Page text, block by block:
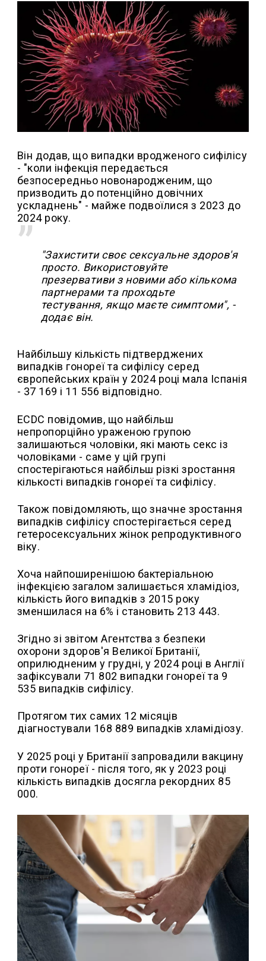
Він додав, що випадки вродженого сифілісу
- "коли інфекція передається
безпосередньо новонародженим, що
призводить до потенційно довічних
ускладнень" - майже подвоїлися з 2023 до
2024 року.
"Захистити своє сексуальне здоров'я
просто. Використовуйте
презервативи з новими або кількома
партнерами та проходьте
тестування, якщо маєте симптоми", -
додає він.
Найбільшу кількість підтверджених
випадків гонореї та сифілісу серед
європейських країн у 2024 році мала Іспанія
- 37 169 і 11 556 відповідно.
ECDC повідомив, що найбільш
непропорційно ураженою групою
залишаються чоловіки, які мають секс із
чоловіками - саме у цій групі
спостерігаються найбільш різкі зростання
кількості випадків гонореї та сифілісу.
Також повідомляють, що значне зростання
випадків сифілісу спостерігається серед
гетеросексуальних жінок репродуктивного
віку.
Хоча найпоширенішою бактеріальною
інфекцією загалом залишається хламідіоз,
кількість його випадків з 2015 року
зменшилася на 6% і становить 213 443.
Згідно зі звітом Агентства з безпеки
охорони здоров'я Великої Британії,
оприлюдненим у грудні, у 2024 році в Англії
зафіксували 71 802 випадки гонореї та 9
535 випадків сифілісу.
Протягом тих самих 12 місяців
діагностували 168 889 випадків хламідіозу.
У 2025 році у Британії запровадили вакцину
проти гонореї - після того, як у 2023 році
кількість випадків досягла рекордних 85
000.